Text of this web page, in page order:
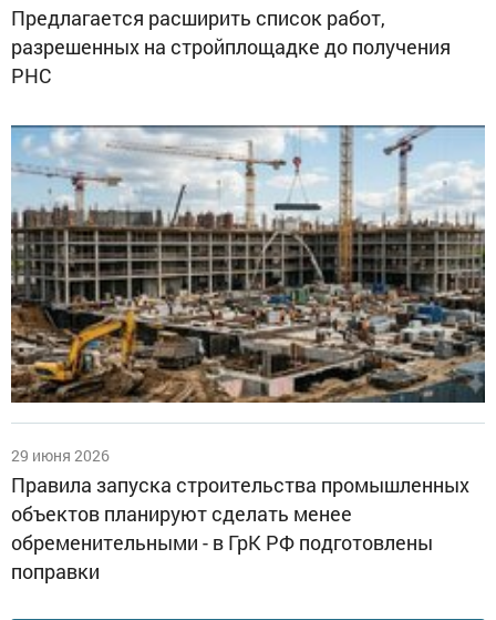
Предлагается расширить список работ,
разрешенных на стройплощадке до получения
РНС
29 июня 2026
Правила запуска строительства промышленных
объектов планируют сделать менее
обременительными - в ГрК РФ подготовлены
поправки